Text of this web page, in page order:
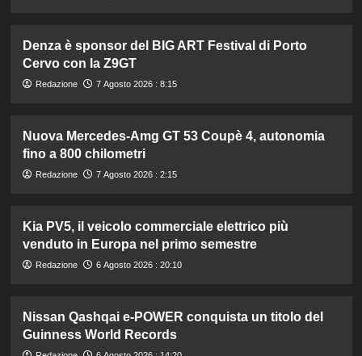
Denza è sponsor del BIG ART Festival di Porto
Cervo con la Z9GT
Redazione 7 Agosto 2026 : 8:15
Nuova Mercedes-Amg GT 53 Coupè 4, autonomia
fino a 800 chilometri
Redazione 7 Agosto 2026 : 2:15
Kia PV5, il veicolo commerciale elettrico più
venduto in Europa nel primo semestre
Redazione 6 Agosto 2026 : 20:10
Nissan Qashqai e-POWER conquista un titolo del
Guinness World Records